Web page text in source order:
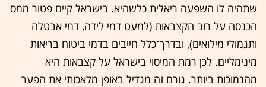
שתהיה לו השפעה ריאלית כלשהיא. בישראל קיים פטור ממס
הכנסה על רוב הקצבאות (למעט דמי לידה, דמי אבטלה
ותגמולי מילואים), ובדרך־כלל חייבים בדמי ביטוח בריאות
מינימליים. לכן רמת המיסוי בישראל על קצבאות היא
מהנמוכות ביותר. גורם זה מגדיל באופן מלאכותי את הפער